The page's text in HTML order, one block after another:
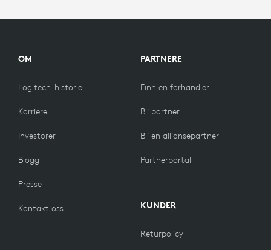
OM
Logitech-historie
Karriere
Investorer
Blogg
Presse
Kontakt oss
PARTNERE
Finn en forhandler
Bli partner
Bli en alliansepartner
Partnerportal
KUNDER
Returpolicy